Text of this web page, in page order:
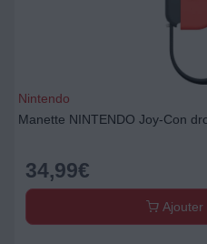
Nintendo
Manette NINTENDO Joy-Con
34,99€
Ajouter